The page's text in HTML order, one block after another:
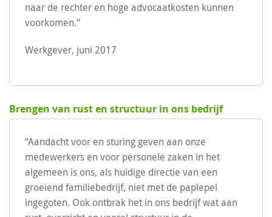
naar de rechter en hoge advocaatkosten kunnen
voorkomen.“
Werkgever, juni 2017
Brengen van rust en structuur in ons bedrijf
“Aandacht voor en sturing geven aan onze
medewerkers en voor personele zaken in het
algemeen is ons, als huidige directie van een
groeiend familiebedrijf, niet met de paplepel
ingegoten. Ook ontbrak het in ons bedrijf wat aan